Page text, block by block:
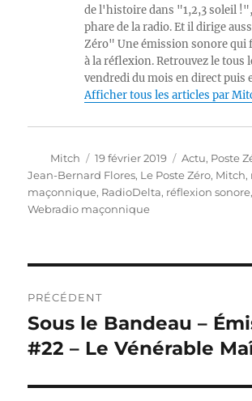
de l'histoire dans "1,2,3 soleil
phare de la radio. Et il dirige
Zéro" Une émission sonore qui
à la réflexion. Retrouvez le tous
vendredi du mois en direct puis
Afficher tous les articles par
Auteur
Mitch
Publié
le
19 février 2019 Catégories
Actu, Poste
Jean-Bernard Flores, Le Poste Zéro, Mitch,
maçonnique, RadioDelta, réflexion sonore
Webradio maçonnique
de
l’article
PRÉCÉDENT
Publication
précédente :
Sous le Bandeau –
#22 – Le Vénérable